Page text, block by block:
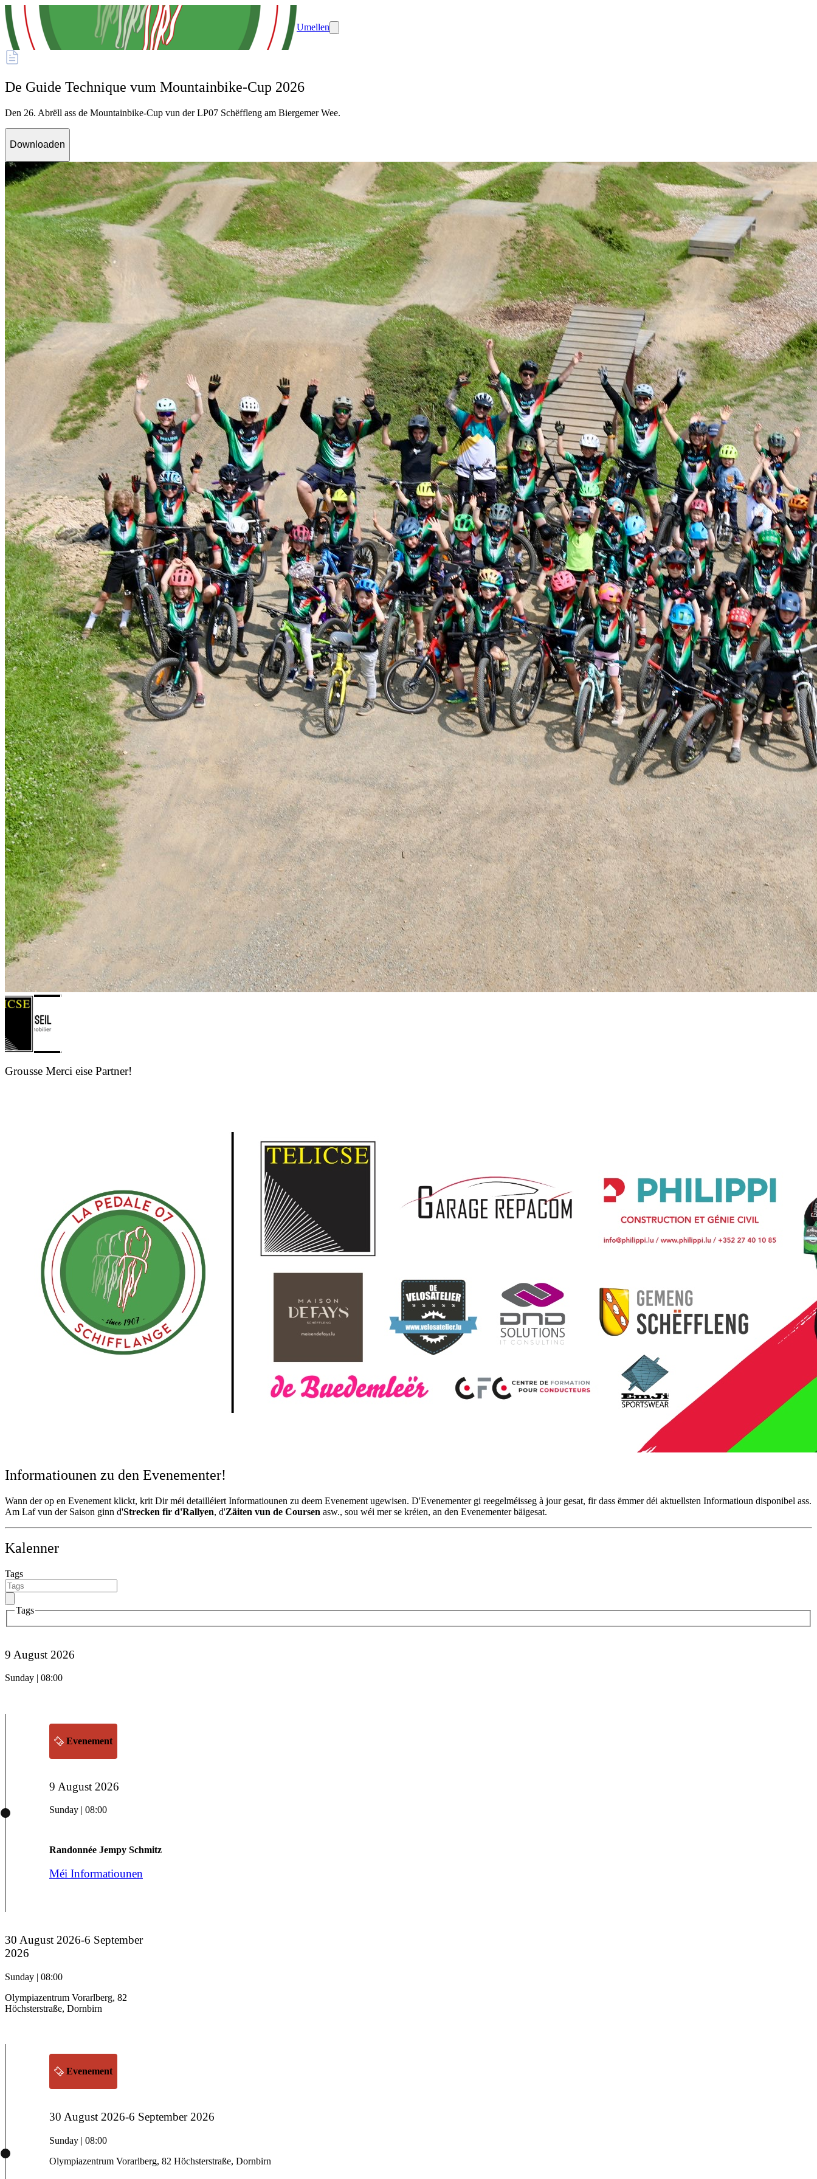
Véloclub La Pédale 07 Schifflange
LP07
Umellen
De Guide Technique vum Mountainbike-Cup 2026
Den 26. Abrëll ass de Mountainbike-Cup vun der LP07 Schëffleng am Biergemer Wee.
Downloaden
Grousse Merci eise Partner!
Informatiounen zu den Evenementer!
Wann der op en Evenement klickt, krit Dir méi detailléiert Informatiounen zu deem Evenement ugewisen. D'Evenementer gi reegelméisseg à jour gesat, fir dass ëmmer déi aktuellsten Informatioun disponibel ass.
Am Laf vun der Saison ginn d'Strecken fir d'Rallyen, d'Zäiten vun de Coursen asw., sou wéi mer se kréien, an den Evenementer bäigesat.
Kalenner
Tags
Tags
9 August 2026
Sunday | 08:00
Evenement
9 August 2026
Sunday | 08:00
Randonnée Jempy Schmitz
Méi Informatiounen
30 August 2026-6 September
2026
Sunday | 08:00
Olympiazentrum Vorarlberg, 82
Höchsterstraße, Dornbirn
Evenement
30 August 2026-6 September 2026
Sunday | 08:00
Olympiazentrum Vorarlberg, 82 Höchsterstraße, Dornbirn